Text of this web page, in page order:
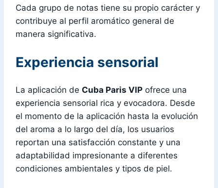
Cada grupo de notas tiene su propio carácter y
contribuye al perfil aromático general de
manera significativa.
Experiencia sensorial
La aplicación de Cuba Paris VIP ofrece una
experiencia sensorial rica y evocadora. Desde
el momento de la aplicación hasta la evolución
del aroma a lo largo del día, los usuarios
reportan una satisfacción constante y una
adaptabilidad impresionante a diferentes
condiciones ambientales y tipos de piel.